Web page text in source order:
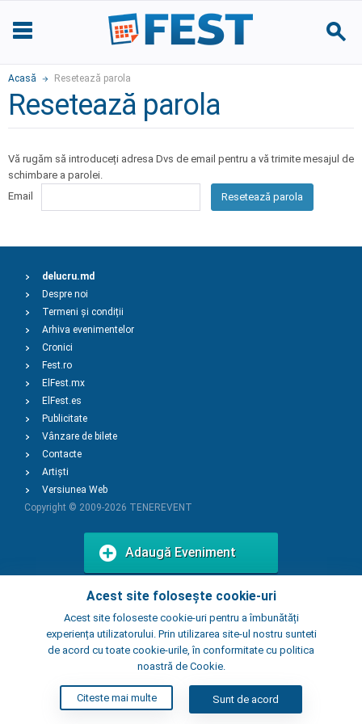
Acasă Resetează parola
Resetează parola
Vă rugăm să introduceți adresa Dvs de email pentru a vă trimite mesajul de
schimbare a parolei.
Email
Resetează parola
Acest site folosește cookie-uri
Acest site foloseste cookie-uri pentru a îmbunătăți
experiența utilizatorului. Prin utilizarea site-ul nostru sunteti
de acord cu toate cookie-urile, în conformitate cu politica
noastră de Cookie.
Citeste mai multe Sunt de acord
delucru.md
Despre noi
Termeni și condiții
Arhiva evenimentelor
Cronici
Fest.ro
ElFest.mx
ElFest.es
Publicitate
Vânzare de bilete
Contacte
Artiști
Versiunea Web
Copyright © 2009-2026 TENEREVENT
Adaugă Eveniment
Adaugă Local